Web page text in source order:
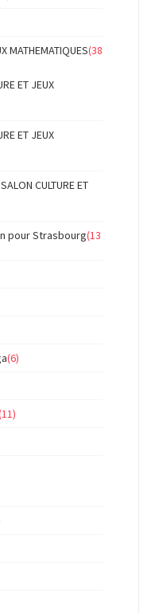
MATHEMATIQUES(38
ET JEUX
ET JEUX
CULTURE ET
pour Strasbourg(13
(6)